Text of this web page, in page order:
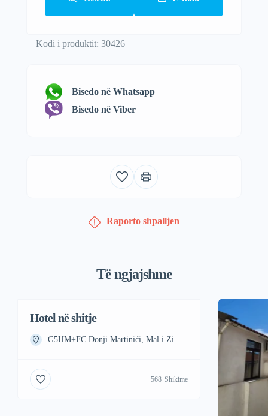
Kodi i produktit: 30426
Bisedo në Whatsapp
Bisedo në Viber
Raporto shpalljen
Të ngjajshme
Hotel në shitje
G5HM+FC Donji Martinići, Mal i Zi
568 Shikime